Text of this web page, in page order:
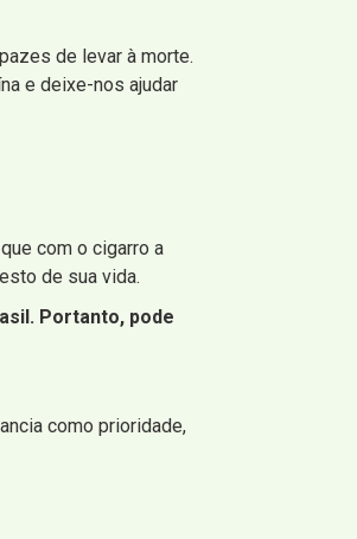
de levar à morte.
e deixe-nos ajudar
com o cigarro a
de sua vida.
Portanto, pode
como prioridade,